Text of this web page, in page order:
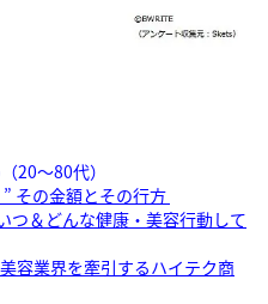
20〜80代）
その金額とその行方
つ＆どんな健康・美容行動して
容業界を牽引するハイテク商